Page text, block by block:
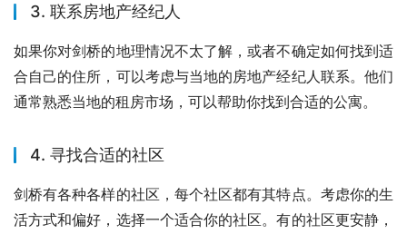
3. 联系房地产经纪人
如果你对剑桥的地理情况不太了解，或者不确定如何找到适
合自己的住所，可以考虑与当地的房地产经纪人联系。他们
通常熟悉当地的租房市场，可以帮助你找到合适的公寓。
4. 寻找合适的社区
剑桥有各种各样的社区，每个社区都有其特点。考虑你的生
活方式和偏好，选择一个适合你的社区。有的社区更安静，